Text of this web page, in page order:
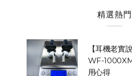
精選熱門
【耳機老實
WF-
用心得